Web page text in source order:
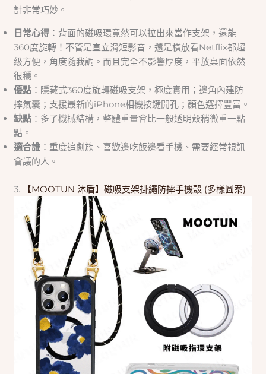
計非常巧妙。
日常心得 ：背面的磁吸環竟然可以拉出來當作支架，還能
360度旋轉！不管是直立滑短影音，還是橫放看Netflix都超
級方便，角度隨我調。而且完全不影響厚度，平放桌面依然
很穩。
優點 ：隱藏式360度旋轉磁吸支架，極度實用；邊角內建防
摔氣囊；支援最新的iPhone相機按鍵開孔；顏色選擇豐富。
缺點 ：多了機械結構，整體重量會比一般透明殼稍微重一點
點。
適合誰 ：重度追劇族、喜歡邊吃飯邊看手機、需要經常視訊
會議的人。
3. 【MOOTUN 沐盾】磁吸支架掛繩防摔手機殼 (多樣圖案)